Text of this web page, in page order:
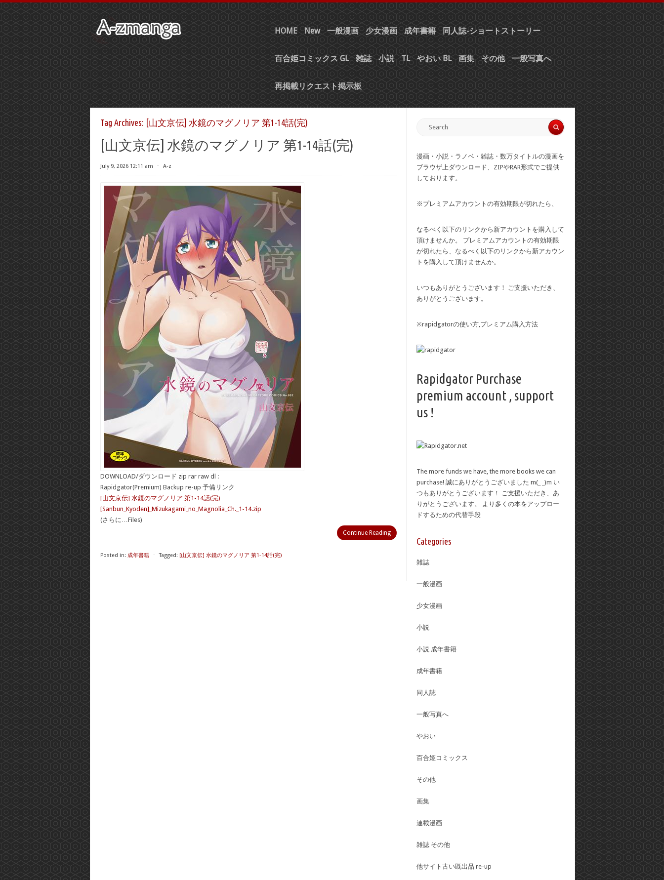
HOME New 一般漫画 少女漫画 成年書籍 同人誌-ショートストーリー
百合姫コミックス GL 雑誌 小説 TL やおい BL 画集 その他 一般写真へ
再掲載リクエスト掲示板
Tag Archives: [山文京伝] 水鏡のマグノリア 第1-14話(完)
[山文京伝] 水鏡のマグノリア 第1-14話(完)
July 9, 2026 12:11 am ⋅ A-z
DOWNLOAD/ダウンロード zip rar raw dl :
Rapidgator(Premium) Backup re-up 予備リンク
[山文京伝] 水鏡のマグノリア 第1-14話(完)
[Sanbun_Kyoden]_Mizukagami_no_Magnolia_Ch._1-14.zip
(さらに…Files)
Continue Reading
Posted in: 成年書籍 ⋅ Tagged: [山文京伝] 水鏡のマグノリア 第1-14話(完)
漫画・小説・ラノベ・雑誌・数万タイトルの漫画を
ブラウザ上ダウンロード、ZIPやRAR形式でご提供
しております。
※プレミアムアカウントの有効期限が切れたら、
なるべく以下のリンクから新アカウントを購入して
頂けませんか。 プレミアムアカウントの有効期限
が切れたら、なるべく以下のリンクから新アカウン
トを購入して頂けませんか。
いつもありがとうございます！ ご支援いただき、
ありがとうございます。
※rapidgatorの使い方,プレミアム購入方法
Rapidgator Purchase
premium account , support
us !
The more funds we have, the more books we can
purchase! 誠にありがとうございました m(_ _)m い
つもありがとうございます！ ご支援いただき、あ
りがとうございます。 より多くの本をアップロー
ドするための代替手段
Categories
雑誌
一般漫画
少女漫画
小説
小説 成年書籍
成年書籍
同人誌
一般写真へ
やおい
百合姫コミックス
その他
画集
連載漫画
雑誌 その他
他サイト古い既出品 re-up